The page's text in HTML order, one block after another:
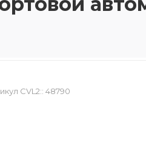
CVL2:: 48790